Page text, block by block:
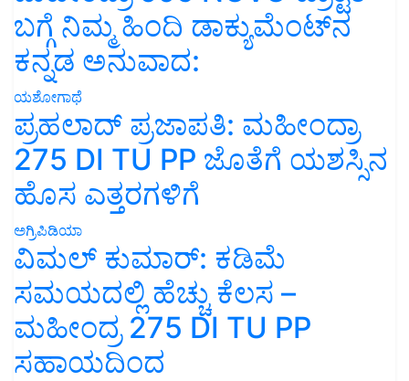
ಬಗ್ಗೆ ನಿಮ್ಮ ಹಿಂದಿ ಡಾಕ್ಯುಮೆಂಟ್‌ನ
ಕನ್ನಡ ಅನುವಾದ:
ಯಶೋಗಾಥೆ
ಪ್ರಹಲಾದ್ ಪ್ರಜಾಪತಿ: ಮಹೀಂದ್ರಾ
275 DI TU PP ಜೊತೆಗೆ ಯಶಸ್ಸಿನ
ಹೊಸ ಎತ್ತರಗಳಿಗೆ
ಅಗ್ರಿಪಿಡಿಯಾ
ವಿಮಲ್ ಕುಮಾರ್: ಕಡಿಮೆ
ಸಮಯದಲ್ಲಿ ಹೆಚ್ಚು ಕೆಲಸ –
ಮಹೀಂದ್ರ 275 DI TU PP
ಸಹಾಯದಿಂದ